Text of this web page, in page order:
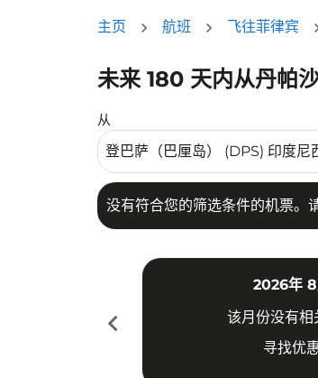
主页 航班 飞往菲律宾
未来 180 天内从丹帕
从
没有符合您的筛选条件的机票。
没有符合您的筛选条件的机票。
chevron_left
2026年 8
该月份没有相
寻找优